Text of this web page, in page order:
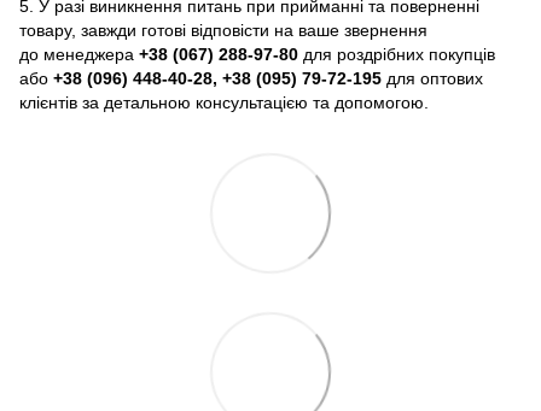
5. У разі виникнення питань при прийманні та поверненні
товару, завжди готові відповісти на ваше звернення
до менеджера +38 (067) 288-97-80 для роздрібних покупців
або +38 (096) 448-40-28, +38 (095) 79-72-195 для оптових
клієнтів за детальною консультацією та допомогою.